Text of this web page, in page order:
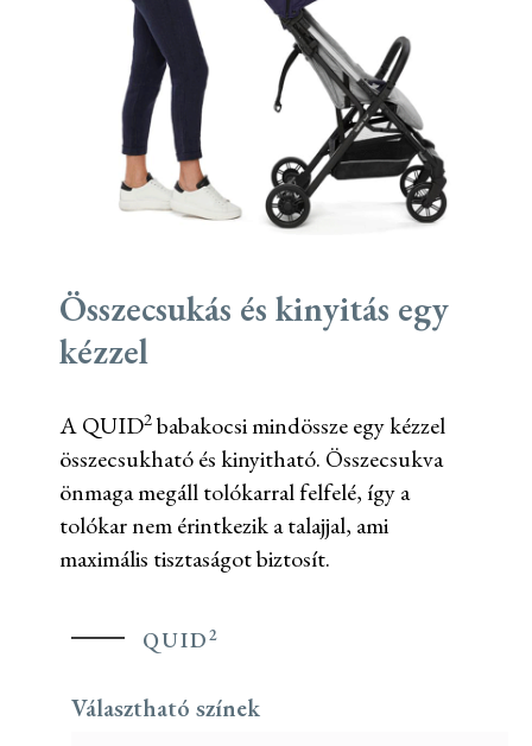
Összecsukás és kinyitás egy
kézzel
A QUID2 babakocsi mindössze egy kézzel
összecsukható és kinyitható. Összecsukva
önmaga megáll tolókarral felfelé, így a
tolókar nem érintkezik a talajjal, ami
maximális tisztaságot biztosít.
QUID2
Választható színek